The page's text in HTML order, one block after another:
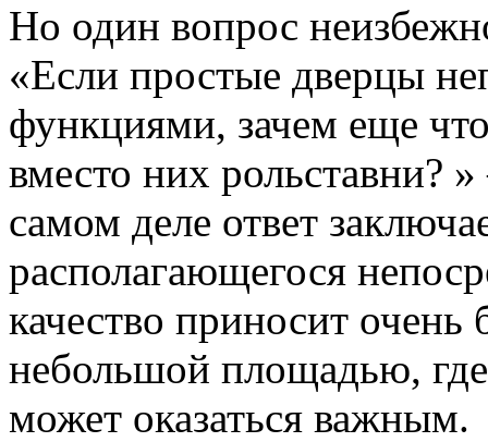
Но один вопрос
«Если простые дверцы
функциями, зачем еще
вместо них рольставни?
самом деле ответ
располагающегося
качество приносит
небольшой площадью,
может оказаться важным.